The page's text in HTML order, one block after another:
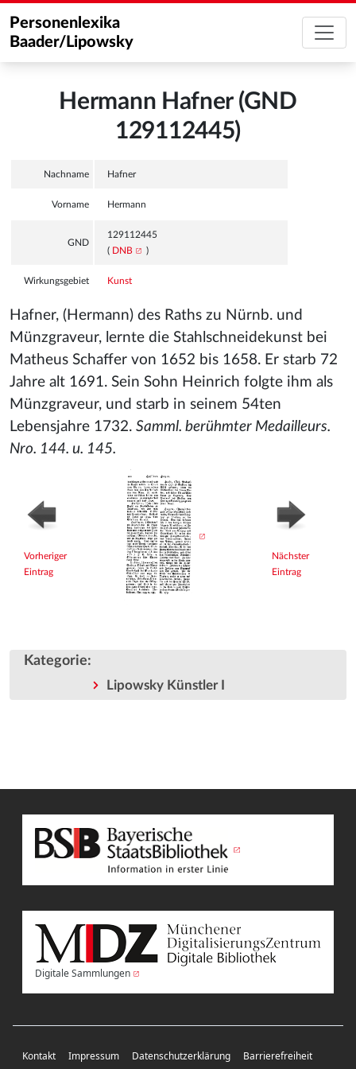
Personenlexika
Baader/Lipowsky
Hermann Hafner (GND
129112445)
Nachname Hafner
Vorname Hermann
GND
129112445
( DNB )
Wirkungsgebiet Kunst
Hafner, (Hermann) des Raths zu Nürnb. und
Münzgraveur, lernte die Stahlschneidekunst bei
Matheus Schaffer von 1652 bis 1658. Er starb 72
Jahre alt 1691. Sein Sohn Heinrich folgte ihm als
Münzgraveur, und starb in seinem 54ten
Lebensjahre 1732. Samml. berühmter Medailleurs.
Nro. 144. u. 145.
Vorheriger
Eintrag
Nächster
Eintrag
Kategorie:
Lipowsky Künstler I
Digitale Sammlungen
Kontakt Impressum Datenschutzerklärung Barrierefreiheit